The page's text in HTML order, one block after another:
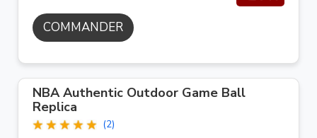
COMMANDER
NBA Authentic Outdoor Game Ball
Replica
(2)